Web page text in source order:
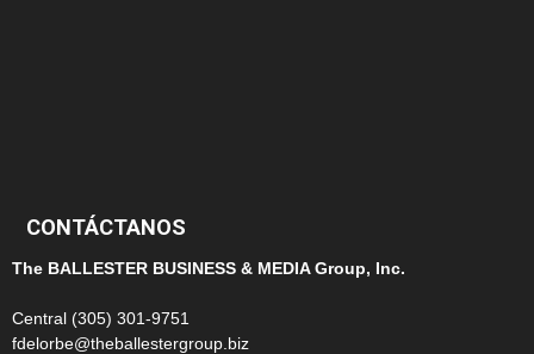
CONTÁCTANOS
The BALLESTER BUSINESS & MEDIA Group, Inc.
Central (305) 301-9751
fdelorbe@theballestergroup.biz